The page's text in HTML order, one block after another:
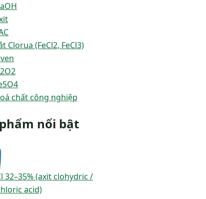
Clorua (FeCl2, FeCl3)
chất công nghiệp
nổi bật
32–35% (axit clohydric /
acid)